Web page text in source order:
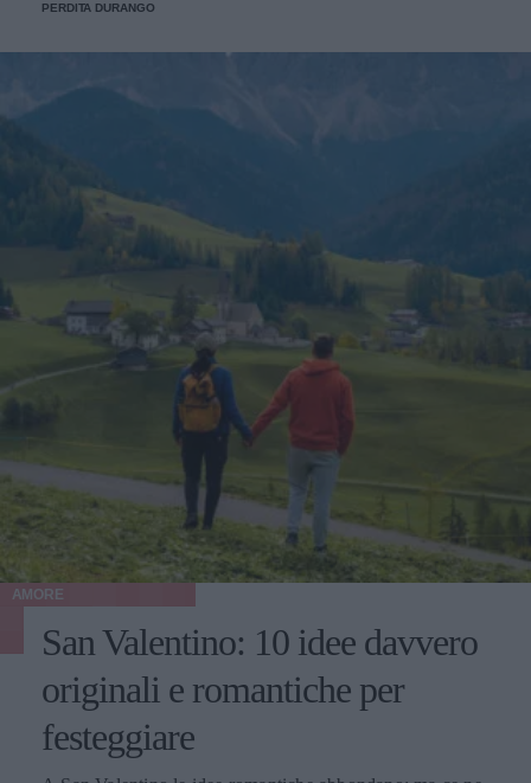
PERDITA DURANGO
AMORE
San Valentino: 10 idee davvero
originali e romantiche per
festeggiare